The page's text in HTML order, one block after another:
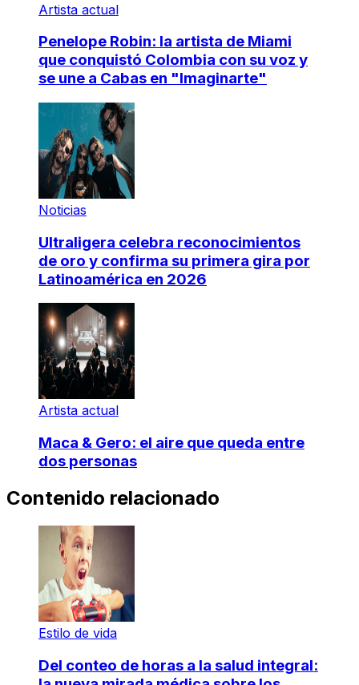
Artista actual
Penelope Robin: la artista de Miami
que conquistó Colombia con su voz y
se une a Cabas en "Imaginarte"
Noticias
Ultraligera celebra reconocimientos
de oro y confirma su primera gira por
Latinoamérica en 2026
Artista actual
Maca & Gero: el aire que queda entre
dos personas
Contenido relacionado
Estilo de vida
Del conteo de horas a la salud integral: